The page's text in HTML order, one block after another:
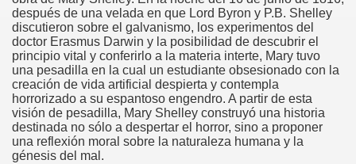
después de una velada en que Lord Byron y P.B. Shelley
discutieron sobre el galvanismo, los experimentos del
doctor Erasmus Darwin y la posibilidad de descubrir el
principio vital y conferirlo a la materia interte, Mary tuvo
una pesadilla en la cual un estudiante obsesionado con la
creación de vida artificial despierta y contempla
horrorizado a su espantoso engendro. A partir de esta
visión de pesadilla, Mary Shelley construyó una historia
destinada no sólo a despertar el horror, sino a proponer
una reflexión moral sobre la naturaleza humana y la
génesis del mal.